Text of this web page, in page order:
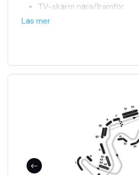
TV-skärm nära/framför
Officiell biljettagent
Träning, kval & tävling ingår
Läs mer